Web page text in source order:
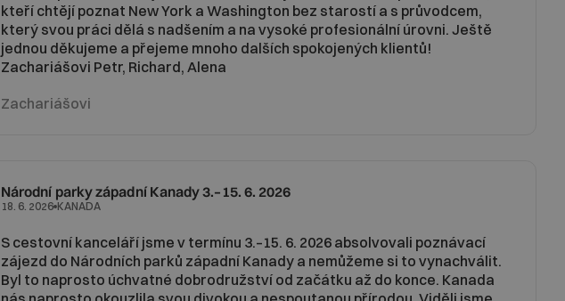
kteří chtějí poznat New York a Washington bez starostí a s průvodcem,
který svou práci dělá s nadšením a na vysoké profesionální úrovni. Ještě
jednou děkujeme a přejeme mnoho dalších spokojených klientů!
Zachariášovi Petr, Richard, Alena
Zachariášovi
Národní parky západní Kanady 3.–15. 6. 2026
18. 6. 2026 KANADA
S cestovní kanceláří jsme v termínu 3.–15. 6. 2026 absolvovali poznávací
zájezd do Národních parků západní Kanady a nemůžeme si to vynachválit.
Byl to naprosto úchvatné dobrodružství od začátku až do konce. Kanada